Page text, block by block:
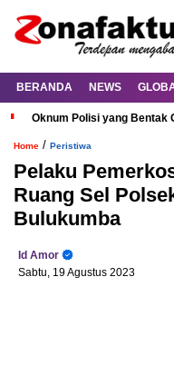
BERANDA NEWS
Oknum Polisi yang Bentak
Home / Peristiwa
Pelaku
Ruang Sel
Bulukumba
Id Amor
Sabtu, 19 Agustus 2023